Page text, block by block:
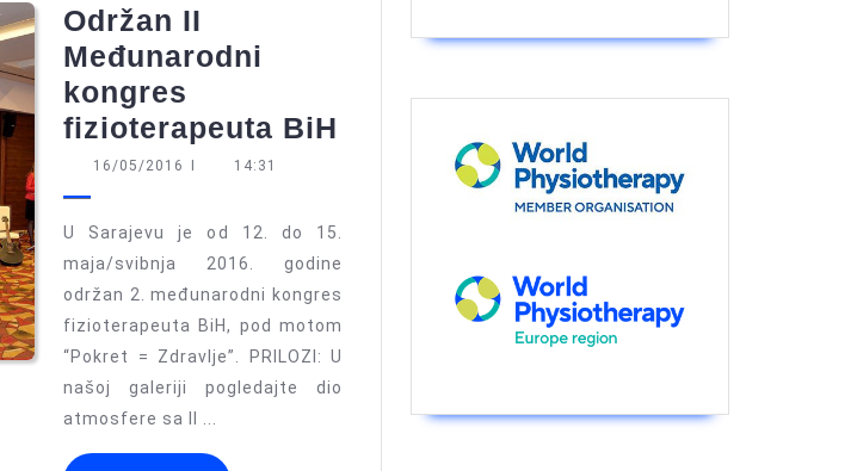
Održan II
Međunarodni
kongres
fizioterapeuta BiH
Međunarodni
kongres
fizioterapeuta
BiH
16/05/2016 16/05/2016
14:31
U Sarajevu je od 12. do 15.
maja/svibnja 2016. godine
održan 2. međunarodni kongres
fizioterapeuta BiH, pod motom
“Pokret = Zdravlje”. PRILOZI: U
našoj galeriji pogledajte dio
atmosfere sa II ...